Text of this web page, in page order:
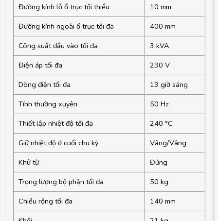
Đường kính lỗ ổ trục tối thiểu
10 mm
Đường kính ngoài ổ trục tối đa
400 mm
Công suất đầu vào tối đa
3 kVA
Điện áp tối đa
230 V
Dòng điện tối đa
13 giờ sáng
Tính thường xuyên
50 Hz
Thiết lập nhiệt độ tối đa
240 °C
Giữ nhiệt độ ở cuối chu kỳ
Vâng/Vâng
Khử từ
Đúng
Trọng lượng bộ phận tối đa
50 kg
Chiều rộng tối đa
140 mm